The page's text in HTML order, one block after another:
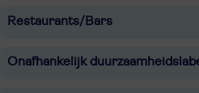
Restaurants/Bars
Onafhankelijk